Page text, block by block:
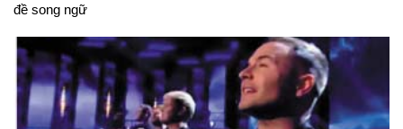
đề song ngữ